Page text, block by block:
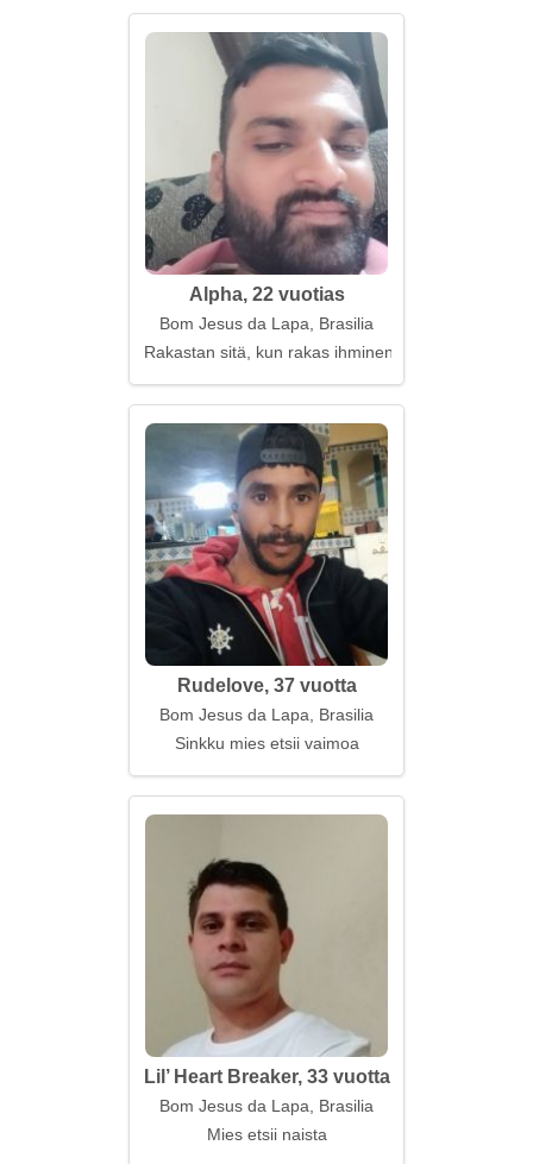
Alpha, 22 vuotias
Bom Jesus da Lapa, Brasilia
Rakastan sitä, kun rakas ihminen on lähellä
Rudelove, 37 vuotta
Bom Jesus da Lapa, Brasilia
Sinkku mies etsii vaimoa
Lil’ Heart Breaker, 33 vuotta
Bom Jesus da Lapa, Brasilia
Mies etsii naista